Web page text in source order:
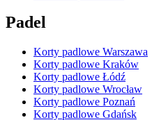
Padel
Korty padlowe Warszawa
Korty padlowe Kraków
Korty padlowe Łódź
Korty padlowe Wrocław
Korty padlowe Poznań
Korty padlowe Gdańsk